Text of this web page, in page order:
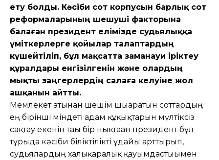
ету болды. Кәсіби сот корпусын барлық сот
реформаларының шешуші факторына
балаған президент елімізде судьялыққа
үміткерлерге қойылар талаптардың
күшейтіліп, бұл мақсатта заманауи іріктеу
құралдары енгізілгенін және олардың
мықты заңгерлердің салаға келуіне жол
ашқанын айтты.
Мемлекет атынан шешім шығаратын соттардың
ең бірінші міндеті адам құқықтарын мүлтіксіз
сақтау екенін тағы бір нықтаған президент бұл
тұрғыда кәсіби біліктілікті ұдайы арттырып,
судьялардың халықаралық қауымдастығымен